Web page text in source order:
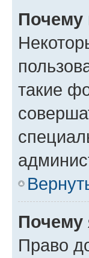
такие
Почему
Право